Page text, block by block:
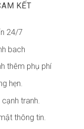
KẾT
24/7
bach
thêm phụ phí
hẹn.
tranh.
thông tin.